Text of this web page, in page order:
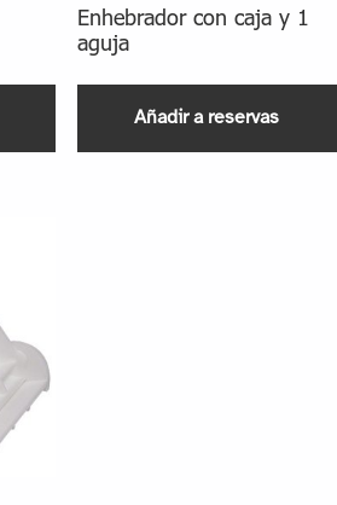
Enhebrador con caja y 1
aguja
Añadir a reservas